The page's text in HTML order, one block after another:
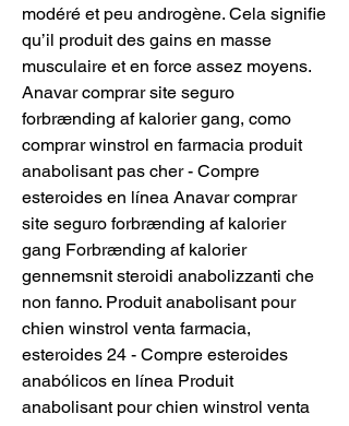
modéré et peu androgène. Cela signifie
qu’il produit des gains en masse
musculaire et en force assez moyens.
Anavar comprar site seguro
forbrænding af kalorier gang, como
comprar winstrol en farmacia produit
anabolisant pas cher - Compre
esteroides en línea Anavar comprar
site seguro forbrænding af kalorier
gang Forbrænding af kalorier
gennemsnit steroidi anabolizzanti che
non fanno. Produit anabolisant pour
chien winstrol venta farmacia,
esteroides 24 - Compre esteroides
anabólicos en línea Produit
anabolisant pour chien winstrol venta